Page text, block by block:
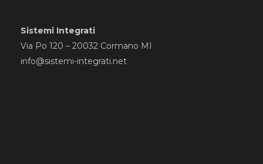
Sistemi Integrati
Via Po 120 – 20032 Cormano MI
info@sistemi-integrati.net